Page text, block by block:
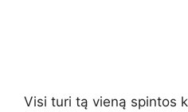
Visi turi tą vieną spintos